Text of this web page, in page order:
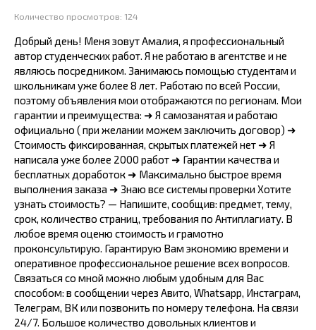
Количество просмотров: 124
Добрый день! Меня зовут Амалия, я профессиональный
автор студенческих работ. Я не работаю в агентстве и не
являюсь посредником. Занимаюсь помощью студентам и
школьникам уже более 8 лет. Работаю по всей России,
поэтому объявления мои отображаются по регионам. Мои
гарантии и преимущества: ➜ Я самозанятая и работаю
официально ( при желании можем заключить договор) ➜
Стоимость фиксированная, скрытых платежей нет ➜ Я
написала уже более 2000 работ ➜ Гарантии качества и
бесплатных доработок ➜ Максимально быстрое время
выполнения заказа ➜ Знаю все системы проверки Хотите
узнать стоимость? — Напишите, сообщив: предмет, тему,
срок, количество страниц, требования по Антиплагиату. В
любое время оценю стоимость и грамотно
проконсультирую. Гарантирую Вам экономию времени и
оперативное профессиональное решение всех вопросов.
Связаться со мной можно любым удобным для Вас
способом: в сообщении через Авито, Whatsapp, Инстаграм,
Телеграм, ВК или позвонить по номеру телефона. На связи
24/7. Большое количество довольных клиентов и